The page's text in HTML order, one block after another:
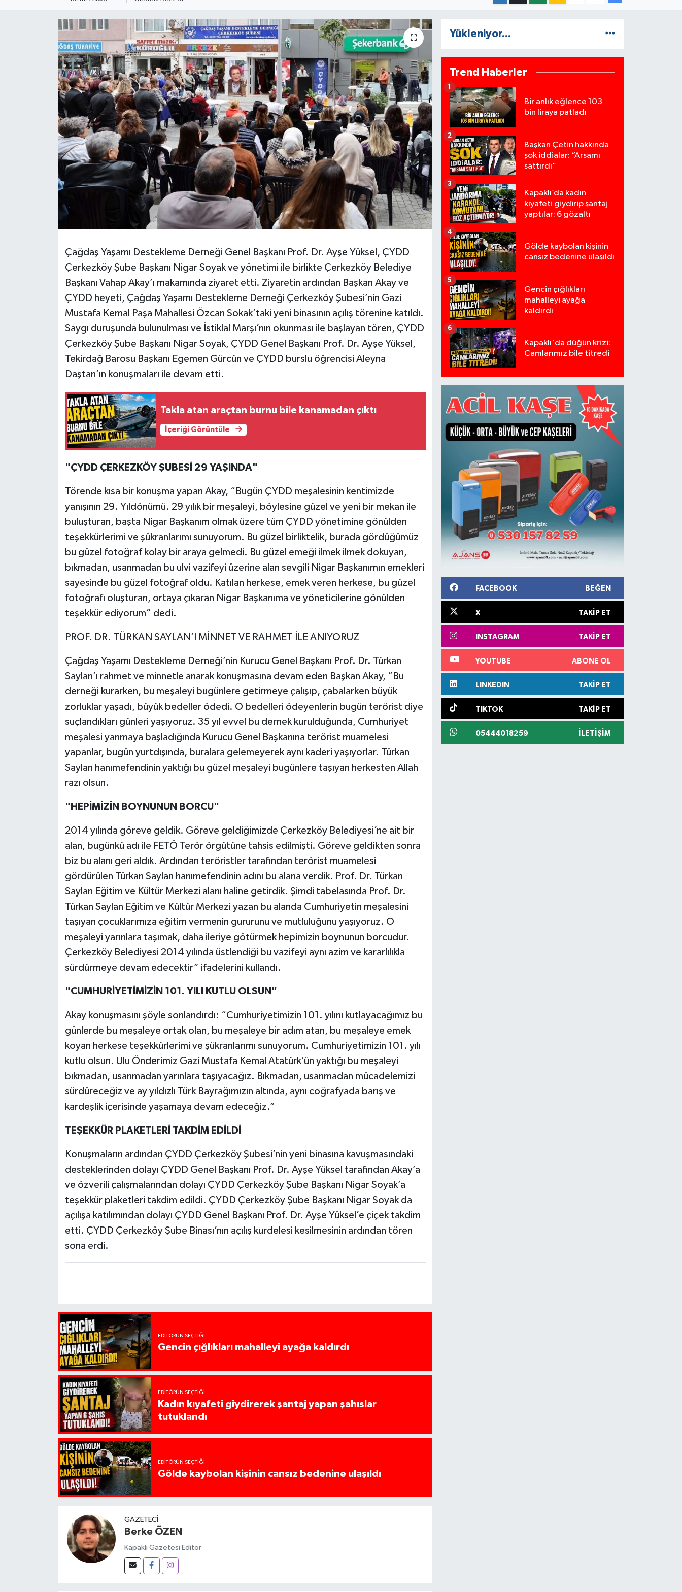
Çağdaş Yaşamı Destekleme Derneği Genel Başkanı Prof. Dr. Ayşe Yüksel, ÇYDD
Çerkezköy Şube Başkanı Nigar Soyak ve yönetimi ile birlikte Çerkezköy Belediye
Başkanı Vahap Akay’ı makamında ziyaret etti. Ziyaretin ardından Başkan Akay ve
ÇYDD heyeti, Çağdaş Yaşamı Destekleme Derneği Çerkezköy Şubesi’nin Gazi
Mustafa Kemal Paşa Mahallesi Özcan Sokak’taki yeni binasının açılış törenine katıldı.
Saygı duruşunda bulunulması ve İstiklal Marşı’nın okunması ile başlayan tören, ÇYDD
Çerkezköy Şube Başkanı Nigar Soyak, ÇYDD Genel Başkanı Prof. Dr. Ayşe Yüksel,
Tekirdağ Barosu Başkanı Egemen Gürcün ve ÇYDD burslu öğrencisi Aleyna
Daştan’ın konuşmaları ile devam etti.
Takla atan araçtan burnu bile kanamadan çıktı
İçeriği Görüntüle
"ÇYDD ÇERKEZKÖY ŞUBESİ 29 YAŞINDA"
Törende kısa bir konuşma yapan Akay, “Bugün ÇYDD meşalesinin kentimizde
yanışının 29. Yıldönümü. 29 yılık bir meşaleyi, böylesine güzel ve yeni bir mekan ile
buluşturan, başta Nigar Başkanım olmak üzere tüm ÇYDD yönetimine gönülden
teşekkürlerimi ve şükranlarımı sunuyorum. Bu güzel birliktelik, burada gördüğümüz
bu güzel fotoğraf kolay bir araya gelmedi. Bu güzel emeği ilmek ilmek dokuyan,
bıkmadan, usanmadan bu ulvi vazifeyi üzerine alan sevgili Nigar Başkanımın emekleri
sayesinde bu güzel fotoğraf oldu. Katılan herkese, emek veren herkese, bu güzel
fotoğrafı oluşturan, ortaya çıkaran Nigar Başkanıma ve yöneticilerine gönülden
teşekkür ediyorum” dedi.
PROF. DR. TÜRKAN SAYLAN’I MİNNET VE RAHMET İLE ANIYORUZ
Çağdaş Yaşamı Destekleme Derneği’nin Kurucu Genel Başkanı Prof. Dr. Türkan
Saylan’ı rahmet ve minnetle anarak konuşmasına devam eden Başkan Akay, “Bu
derneği kurarken, bu meşaleyi bugünlere getirmeye çalışıp, çabalarken büyük
zorluklar yaşadı, büyük bedeller ödedi. O bedelleri ödeyenlerin bugün terörist diye
suçlandıkları günleri yaşıyoruz. 35 yıl evvel bu dernek kurulduğunda, Cumhuriyet
meşalesi yanmaya başladığında Kurucu Genel Başkanına terörist muamelesi
yapanlar, bugün yurtdışında, buralara gelemeyerek aynı kaderi yaşıyorlar. Türkan
Saylan hanımefendinin yaktığı bu güzel meşaleyi bugünlere taşıyan herkesten Allah
razı olsun.
"HEPİMİZİN BOYNUNUN BORCU"
2014 yılında göreve geldik. Göreve geldiğimizde Çerkezköy Belediyesi’ne ait bir
alan, bugünkü adı ile FETÖ Terör örgütüne tahsis edilmişti. Göreve geldikten sonra
biz bu alanı geri aldık. Ardından teröristler tarafından terörist muamelesi
gördürülen Türkan Saylan hanımefendinin adını bu alana verdik. Prof. Dr. Türkan
Saylan Eğitim ve Kültür Merkezi alanı haline getirdik. Şimdi tabelasında Prof. Dr.
Türkan Saylan Eğitim ve Kültür Merkezi yazan bu alanda Cumhuriyetin meşalesini
taşıyan çocuklarımıza eğitim vermenin gururunu ve mutluluğunu yaşıyoruz. O
meşaleyi yarınlara taşımak, daha ileriye götürmek hepimizin boynunun borcudur.
Çerkezköy Belediyesi 2014 yılında üstlendiği bu vazifeyi aynı azim ve kararlılıkla
sürdürmeye devam edecektir” ifadelerini kullandı.
"CUMHURİYETİMİZİN 101. YILI KUTLU OLSUN"
Akay konuşmasını şöyle sonlandırdı: “Cumhuriyetimizin 101. yılını kutlayacağımız bu
günlerde bu meşaleye ortak olan, bu meşaleye bir adım atan, bu meşaleye emek
koyan herkese teşekkürlerimi ve şükranlarımı sunuyorum. Cumhuriyetimizin 101. yılı
kutlu olsun. Ulu Önderimiz Gazi Mustafa Kemal Atatürk’ün yaktığı bu meşaleyi
bıkmadan, usanmadan yarınlara taşıyacağız. Bıkmadan, usanmadan mücadelemizi
sürdüreceğiz ve ay yıldızlı Türk Bayrağımızın altında, aynı coğrafyada barış ve
kardeşlik içerisinde yaşamaya devam edeceğiz.”
TEŞEKKÜR PLAKETLERİ TAKDİM EDİLDİ
Konuşmaların ardından ÇYDD Çerkezköy Şubesi’nin yeni binasına kavuşmasındaki
desteklerinden dolayı ÇYDD Genel Başkanı Prof. Dr. Ayşe Yüksel tarafından Akay’a
ve özverili çalışmalarından dolayı ÇYDD Çerkezköy Şube Başkanı Nigar Soyak’a
teşekkür plaketleri takdim edildi. ÇYDD Çerkezköy Şube Başkanı Nigar Soyak da
açılışa katılımından dolayı ÇYDD Genel Başkanı Prof. Dr. Ayşe Yüksel’e çiçek takdim
etti. ÇYDD Çerkezköy Şube Binası’nın açılış kurdelesi kesilmesinin ardından tören
sona erdi.
EDITÖRÜN SEÇTIĞI
Gencin çığlıkları mahalleyi ayağa kaldırdı
EDITÖRÜN SEÇTIĞI
Kadın kıyafeti giydirerek şantaj yapan şahıslar
tutuklandı
EDITÖRÜN SEÇTIĞI
Gölde kaybolan kişinin cansız bedenine ulaşıldı
GAZETECI
Berke ÖZEN
Kapaklı Gazetesi Editör
Yükleniyor...
Trend Haberler
Bir anlık eğlence 103
bin liraya patladı
1
Başkan Çetin hakkında
şok iddialar: “Arsamı
sattırdı”
2
Kapaklı’da kadın
kıyafeti giydirip şantaj
yaptılar: 6 gözaltı
3
Gölde kaybolan kişinin
cansız bedenine ulaşıldı
4
Gencin çığlıkları
mahalleyi ayağa
kaldırdı
5
Kapaklı'da düğün krizi:
Camlarımız bile titredi
6
FACEBOOK BEĞEN
X TAKIP ET
INSTAGRAM TAKIP ET
YOUTUBE ABONE OL
LINKEDIN TAKIP ET
TIKTOK TAKIP ET
05444018259 İLETIŞIM
Ekonomi
Teknoloji